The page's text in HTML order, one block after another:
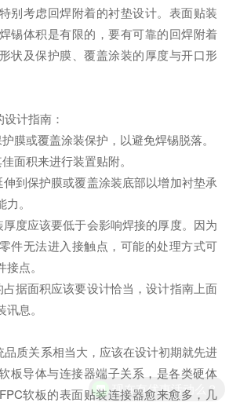
别考虑回焊附着的衬垫设计。表面贴装
锡体积是有限的，要有可靠的回焊附着
状及保护膜、覆盖涂装的厚度与开口形
计指南：
膜或覆盖涂装保护，以避免焊锡脱落。
面积来进行装置贴附。
到保护膜或覆盖涂装底部以增加衬垫承
。
度应该要低于会影响焊接的厚度。因为
件无法进入接触点，可能的处理方式可
点。
据面积应该要设计恰当，设计指南上面
息。
质关系相当大，应该在设计初期就先进
板导体与连接器端子关系，是各类硬体
软板的表面贴装连接器愈来愈多，几
现在有优惠活动么？